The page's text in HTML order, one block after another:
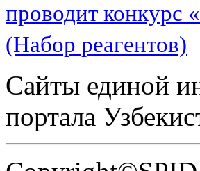
проводит конкурс
(Набор реагентов)
Сайты единой
портала